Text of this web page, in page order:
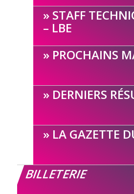
STAFF
– LBE
PROCHAINS
DERNIERS
LA GAZETTE
BILLETERIE